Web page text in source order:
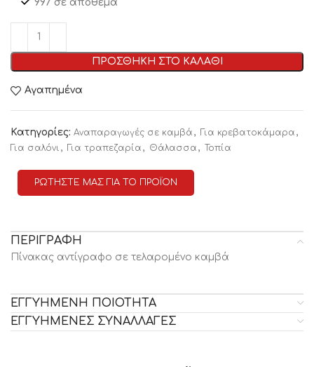
997 σε απόθεμα
ΠΡΟΣΘΗΚΗ ΣΤΟ ΚΑΛΑΘΙ
Αγαπημένα
Κατηγορίες: Αναπαραγωγές σε καμβά , Για κρεβατοκάμαρα ,
Για σαλόνι , Για τραπεζαρία , Θάλασσα , Τοπία
ΡΩΤΗΣΤΕ ΜΑΣ ΓΙΑ ΤΟ ΠΡΟΪΟΝ
ΠΕΡΙΓΡΑΦΗ
Πίνακας αντίγραφο σε τελαρομένο καμβά
ΕΓΓΥΗΜΕΝΗ ΠΟΙΟΤΗΤΑ
ΕΓΓΥΗΜΕΝΕΣ ΣΥΝΑΛΛΑΓΕΣ